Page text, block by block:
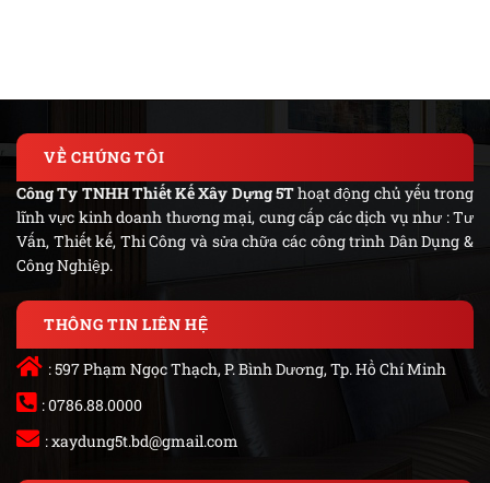
VỀ CHÚNG TÔI
Công Ty TNHH Thiết Kế Xây Dựng 5Thoạt động chủ yếu trong
lĩnh vực kinh doanh thương mại, cung cấp các dịch vụ như : Tư
Vấn, Thiết kế, Thi Công và sửa chữa các công trình Dân Dụng &
Công Nghiệp.
THÔNG TIN LIÊN HỆ
: 597 Phạm Ngọc Thạch, P. Bình Dương, Tp. Hồ Chí Minh
: 0786.88.0000
:xaydung5t.bd@gmail.com